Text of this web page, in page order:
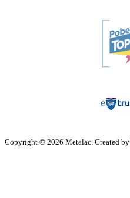
Copyright © 2026 Metalac. Created by